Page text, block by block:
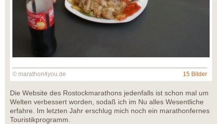
© marathon4you.de 15 Bilder
Die Website des Rostockmarathons jedenfalls ist schon mal um
Welten verbessert worden, sodaß ich im Nu alles Wesentliche
erfahre. Im letzten Jahr erschlug mich noch ein marathonfernes
Touristikprogramm.